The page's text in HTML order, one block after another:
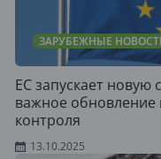
ЗАРУБЕЖНЫЕ
ЕС запускает новую
важное обновление
контроля
13.10.2025